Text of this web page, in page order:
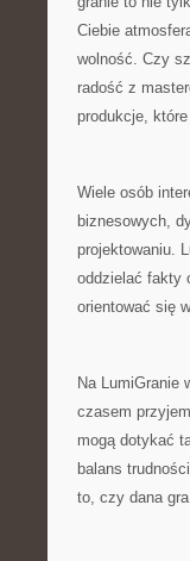
Ciebie
wolność. Czy
radość z
produkcje,
Wiele osób
biznesowych,
projektowaniu.
oddzielać fakty
orientować się
Na LumiGranie
czasem
mogą dotykać
balans
to, czy dana